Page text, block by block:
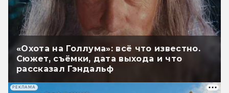
«Охота на Голлума»: всё что известно.
Сюжет, съёмки, дата выхода и что
рассказал Гэндальф
РЕКЛАМА